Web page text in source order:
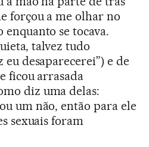
forçou a me olhar no
se tocava.
talvez tudo
eu desaparecerei”) e de
ficou arrasada
diz uma delas:
um não, então para ele
sexuais foram